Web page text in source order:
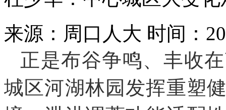
来源：周口人大 时间：
正是布谷争鸣、丰收
城区河湖林园发挥重塑